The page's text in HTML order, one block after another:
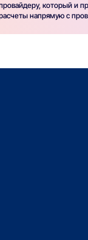
который и
напрямую с